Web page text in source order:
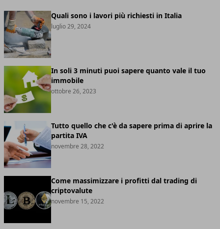
Quali sono i lavori più richiesti in Italia
luglio 29, 2024
In soli 3 minuti puoi sapere quanto vale il tuo
immobile
ottobre 26, 2023
Tutto quello che c'è da sapere prima di aprire la
partita IVA
novembre 28, 2022
Come massimizzare i profitti dal trading di
criptovalute
novembre 15, 2022